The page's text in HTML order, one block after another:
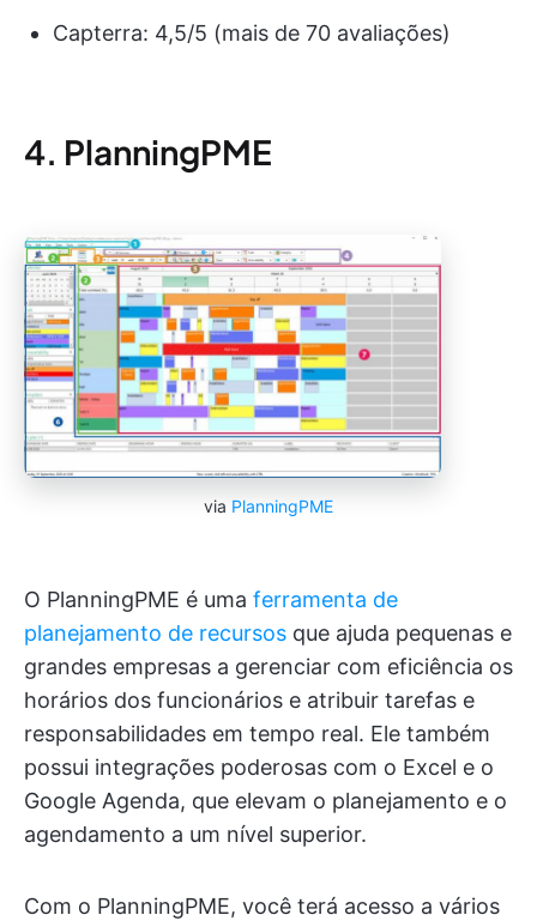
Capterra: 4,5/5 (mais de 70 avaliações)
4. PlanningPME
via PlanningPME
O PlanningPME é uma ferramenta de
planejamento de recursos que ajuda pequenas e
grandes empresas a gerenciar com eficiência os
horários dos funcionários e atribuir tarefas e
responsabilidades em tempo real. Ele também
possui integrações poderosas com o Excel e o
Google Agenda, que elevam o planejamento e o
agendamento a um nível superior.
Com o PlanningPME, você terá acesso a vários